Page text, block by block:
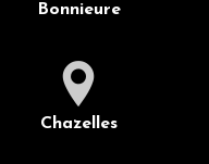
Bonnieure
Chazelles